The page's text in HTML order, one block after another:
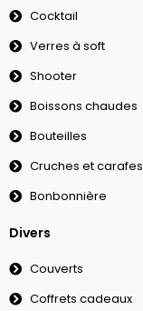
Cocktail
Verres à soft
Shooter
Boissons chaudes
Bouteilles
Cruches et carafes
Bonbonnière
Divers
Couverts
Coffrets cadeaux